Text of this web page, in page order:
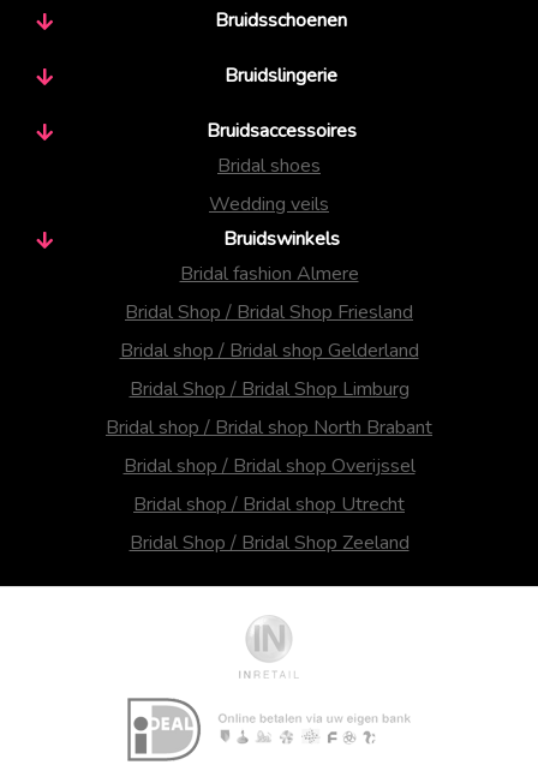
Bruidsschoenen
Bruidslingerie
Bruidsaccessoires
Bridal shoes
Wedding veils
Bruidswinkels
Bridal fashion Almere
Bridal Shop / Bridal Shop Friesland
Bridal shop / Bridal shop Gelderland
Bridal Shop / Bridal Shop Limburg
Bridal shop / Bridal shop North Brabant
Bridal shop / Bridal shop Overijssel
Bridal shop / Bridal shop Utrecht
Bridal Shop / Bridal Shop Zeeland